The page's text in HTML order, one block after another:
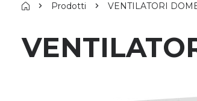
Prodotti VENTILATORI